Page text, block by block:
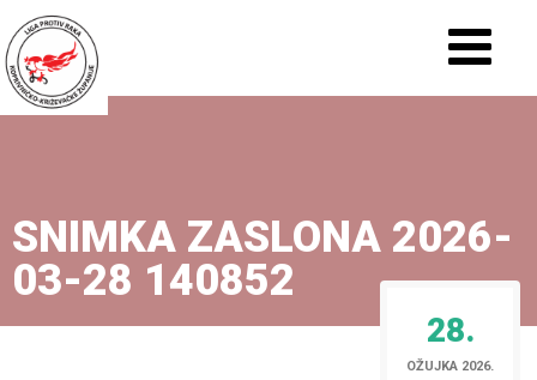
SNIMKA ZASLONA 2026-
03-28 140852
28.
OŽUJKA 2026.